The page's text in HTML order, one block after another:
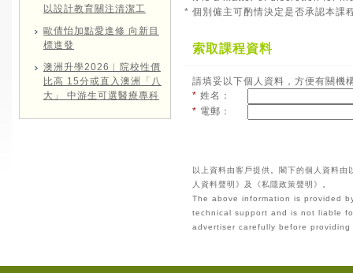
以設計教育關注清潔工
歐倩怡加點愛進修 向新目
標進發
澳洲升學2026︱院校性價
比高 15分或直入澳洲「八
大」 中游生可選醫療專科
* 個別僱主可酌情決定是否承認本課
索取課程資料
請填妥以下個人資料，方便有關機
* 姓名：
* 電郵：
以上資料由客戶提供。閣下的個人資料
人資料聲明》及《私隱政策聲明》。
The above information is provided
technical support and is not liable
advertiser carefully before